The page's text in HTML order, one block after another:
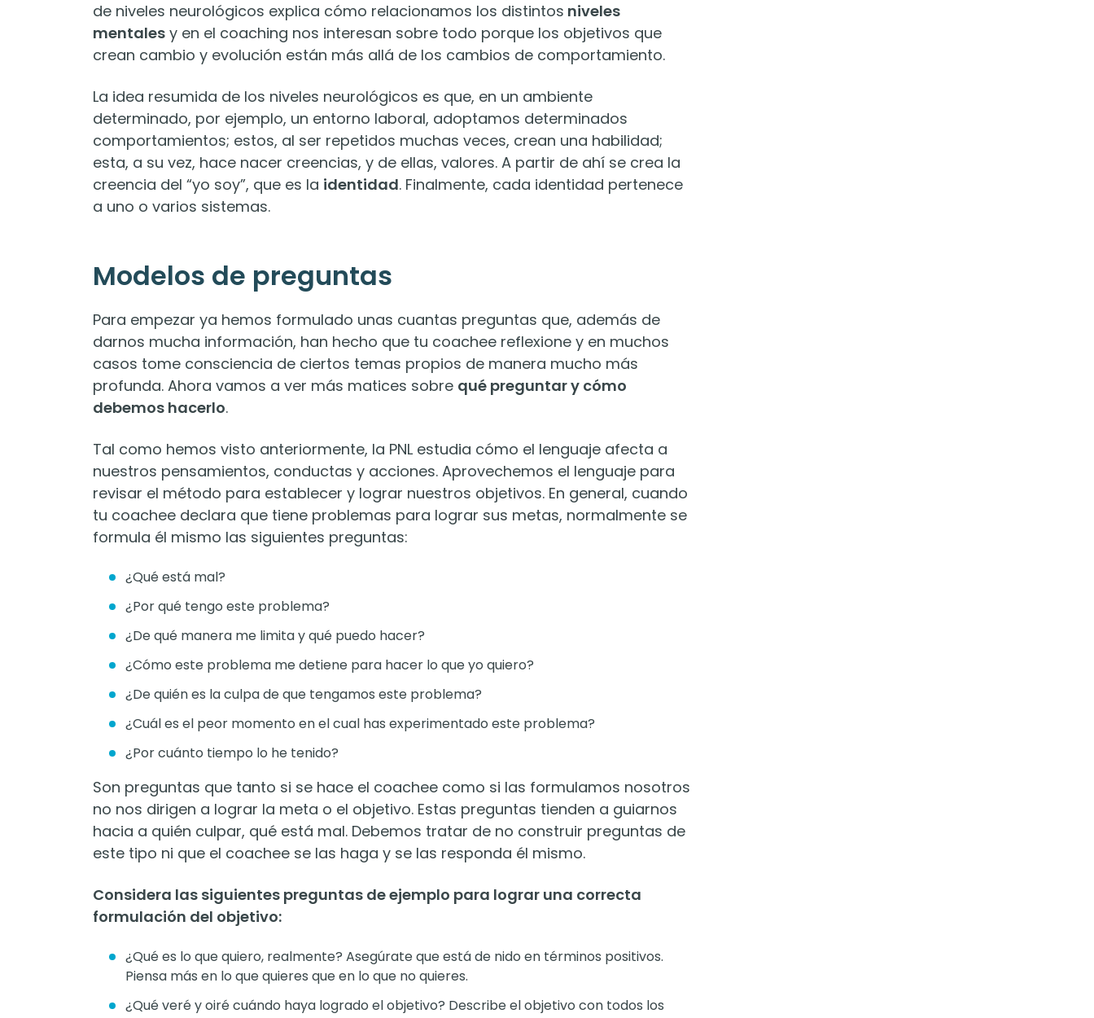
de niveles neurológicos explica cómo relacionamos los distintos niveles
mentales y en el coaching nos interesan sobre todo porque los objetivos que
crean cambio y evolución están más allá de los cambios de comportamiento.
La idea resumida de los niveles neurológicos es que, en un ambiente
determinado, por ejemplo, un entorno laboral, adoptamos determinados
comportamientos; estos, al ser repetidos muchas veces, crean una habilidad;
esta, a su vez, hace nacer creencias, y de ellas, valores. A partir de ahí se crea la
creencia del “yo soy”, que es la identidad. Finalmente, cada identidad pertenece
a uno o varios sistemas.
Modelos de preguntas
Para empezar ya hemos formulado unas cuantas preguntas que, además de
darnos mucha información, han hecho que tu coachee reflexione y en muchos
casos tome consciencia de ciertos temas propios de manera mucho más
profunda. Ahora vamos a ver más matices sobre qué preguntar y cómo
debemos hacerlo.
Tal como hemos visto anteriormente, la PNL estudia cómo el lenguaje afecta a
nuestros pensamientos, conductas y acciones. Aprovechemos el lenguaje para
revisar el método para establecer y lograr nuestros objetivos. En general, cuando
tu coachee declara que tiene problemas para lograr sus metas, normalmente se
formula él mismo las siguientes preguntas:
¿Qué está mal?
¿Por qué tengo este problema?
¿De qué manera me limita y qué puedo hacer?
¿Cómo este problema me detiene para hacer lo que yo quiero?
¿De quién es la culpa de que tengamos este problema?
¿Cuál es el peor momento en el cual has experimentado este problema?
¿Por cuánto tiempo lo he tenido?
Son preguntas que tanto si se hace el coachee como si las formulamos nosotros
no nos dirigen a lograr la meta o el objetivo. Estas preguntas tienden a guiarnos
hacia a quién culpar, qué está mal. Debemos tratar de no construir preguntas de
este tipo ni que el coachee se las haga y se las responda él mismo.
Considera las siguientes preguntas de ejemplo para lograr una correcta
formulación del objetivo:
¿Qué es lo que quiero, realmente? Asegúrate que está de nido en términos positivos.
Piensa más en lo que quieres que en lo que no quieres.
¿Qué veré y oiré cuándo haya logrado el objetivo? Describe el objetivo con todos los